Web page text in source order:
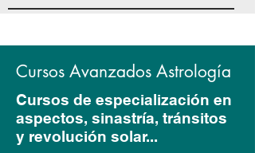
Cursos Avanzados Astrología
Cursos de especialización en
aspectos, sinastría, tránsitos
y revolución solar...